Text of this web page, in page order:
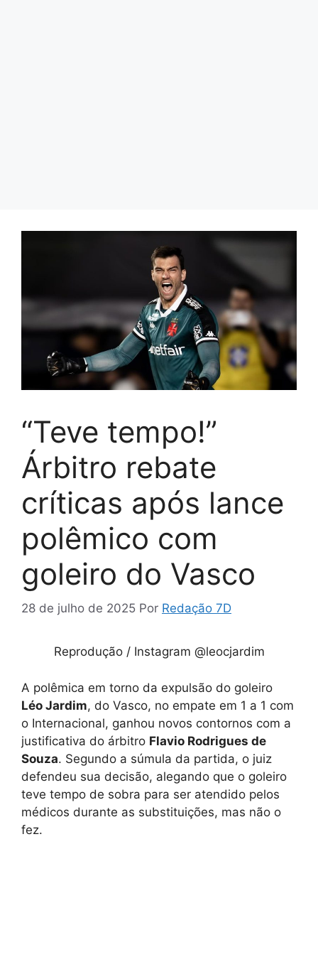
“Teve tempo!”
Árbitro rebate
críticas após lance
polêmico com
goleiro do Vasco
28 de julho de 2025 Por Redação 7D
Reprodução / Instagram @leocjardim
A polêmica em torno da expulsão do goleiro
Léo Jardim, do Vasco, no empate em 1 a 1 com
o Internacional, ganhou novos contornos com a
justificativa do árbitro Flavio Rodrigues de
Souza. Segundo a súmula da partida, o juiz
defendeu sua decisão, alegando que o goleiro
teve tempo de sobra para ser atendido pelos
médicos durante as substituições, mas não o
fez.